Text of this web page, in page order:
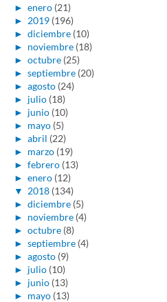
► enero (21)
► 2019 (196)
► diciembre (10)
► noviembre (18)
► octubre (25)
► septiembre (20)
► agosto (24)
► julio (18)
► junio (10)
► mayo (5)
► abril (22)
► marzo (19)
► febrero (13)
► enero (12)
▼ 2018 (134)
► diciembre (5)
► noviembre (4)
► octubre (8)
► septiembre (4)
► agosto (9)
► julio (10)
► junio (13)
► mayo (13)